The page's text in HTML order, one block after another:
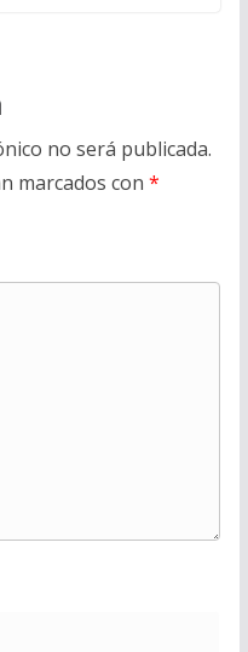
no será publicada.
marcados con *